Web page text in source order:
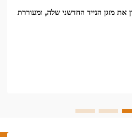
את מזגן הנייד החדשני שלה, ומעוררת